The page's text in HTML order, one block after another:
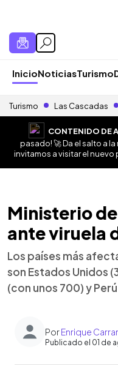
InicioNoticiasTurismo
Turismo Las Cascadas
CONTENIDO DE
pasado! 🚀 Da el salto a
invitamos a visitar el
Ministerio
ante viruela
Los países más
son Estados Unidos
(con unos 700) y
PorEnrique
Publicado el 01 de